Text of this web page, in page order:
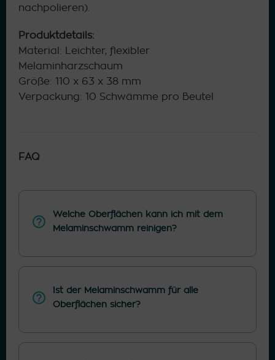
nachpolieren).
Produktdetails:
Material: Leichter, flexibler
Melaminharzschaum
Größe: 110 x 63 x 38 mm
Verpackung: 10 Schwämme pro Beutel
FAQ
Welche Oberflächen kann ich mit dem
Melaminschwamm reinigen?
Ist der Melaminschwamm für alle
Oberflächen sicher?